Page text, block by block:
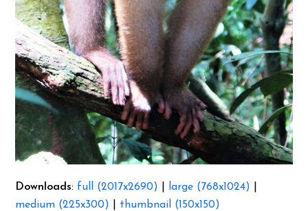
Downloads: full (2017x2690) large (768x1024)
medium (225x300)
thumbnail (150x150)